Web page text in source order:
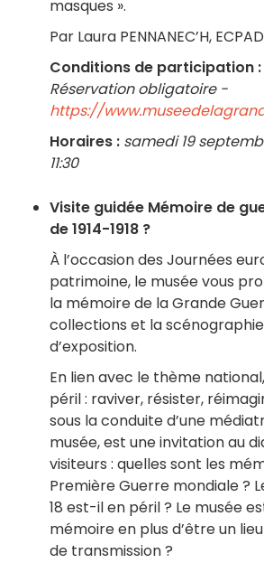
masques ».
Par Laura PENNANEC’H, ECPAD
Conditions de participation :
Réservation obligatoire -
https://
Horaires : samedi 19
11:30
Visite guidée Mémoire de
de 1914-1918 ?
À l’occasion des Journées
patrimoine, le musée vous
la mémoire de la Grande
collections et la
d’exposition.
En lien avec le thème
péril : raviver, résister,
sous la conduite d’une
musée, est une invitation au
visiteurs : quelles sont les
Première Guerre mondiale ?
18 est-il en péril ? Le musée
mémoire en plus d’être un
de transmission ?